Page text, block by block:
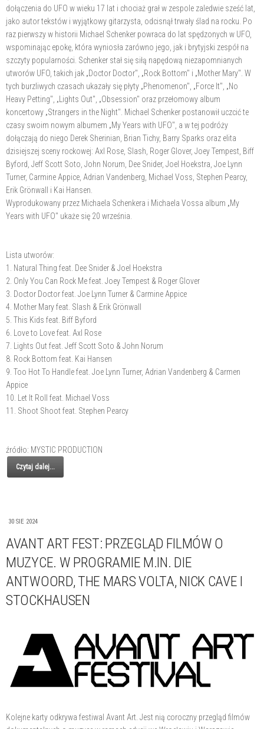
dołączenia do UFO w wieku 17 lat i chociaż grał w zespole zaledwie sześć lat,
jako autor tekstów i wyjątkowy gitarzysta, odcisnął trwały ślad na rocku. Po
raz pierwszy w historii Michael Schenker powraca do lat spędzonych w UFO,
wspominając epokę, która wyniosła zarówno jego, jak i brytyjski zespół na
szczyty popularności. Schenker stał się siłą napędową niezapomnianych
utworów UFO, takich jak „Doctor Doctor", „Rock Bottom" i „Mother Mary". W
tych burzliwych czasach ukazały się płyty „Phenomenon", „Force It", „No
Heavy Petting", „Lights Out", „Obsession" oraz przełomowy album
koncertowy „Strangers in the Night". Michael Schenker postanowił uczcić te
czasy swoim nowym albumem „My Years with UFO", a w tej podróży
dołączają do niego Derek Sherinian, Brian Tichy, Barry Sparks oraz elita
dzisiejszej sceny rockowej: Axl Rose, Slash, Roger Glover, Joey Tempest, Biff
Byford, Jeff Scott Soto, John Norum, Dee Snider, Joel Hoekstra, Joe Lynn
Turner, Carmine Appice, Adrian Vandenberg, Michael Voss, Stephen Pearcy,
Erik Grönwall i Kai Hansen.
Wyprodukowany przez Michaela Schenkera i Michaela Vossa album „My
Years with UFO" ukaże się 20 września.
Lista utworów:
1. Natural Thing feat. Dee Snider & Joel Hoekstra
2. Only You Can Rock Me feat. Joey Tempest & Roger Glover
3. Doctor Doctor feat. Joe Lynn Turner & Carmine Appice
4. Mother Mary feat. Slash & Erik Grönwall
5. This Kids feat. Biff Byford
6. Love to Love feat. Axl Rose
7. Lights Out feat. Jeff Scott Soto & John Norum
8. Rock Bottom feat. Kai Hansen
9. Too Hot To Handle feat. Joe Lynn Turner, Adrian Vandenberg & Carmen
Appice
10. Let It Roll feat. Michael Voss
11. Shoot Shoot feat. Stephen Pearcy
źródło: MYSTIC PRODUCTION
Czytaj dalej...
30 SIE 2024
AVANT ART FEST: PRZEGLĄD FILMÓW O
MUZYCE. W PROGRAMIE M.IN. DIE
ANTWOORD, THE MARS VOLTA, NICK CAVE I
STOCKHAUSEN
Kolejne karty odkrywa festiwal Avant Art. Jest nią coroczny przegląd filmów